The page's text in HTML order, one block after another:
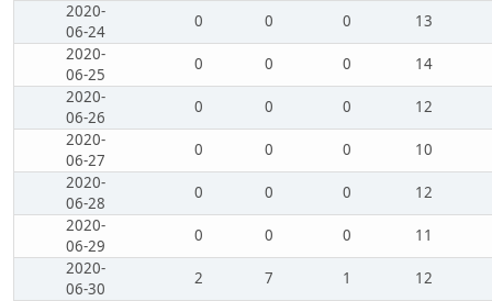
2020-
06-24
0 0 0
13
2020-
06-25
0 0 0
14
2020-
06-26
0 0 0
12
2020-
06-27
0 0 0
10
2020-
06-28
0 0 0
12
2020-
06-29
0 0 0
11
2020-
06-30
2 7 1
12